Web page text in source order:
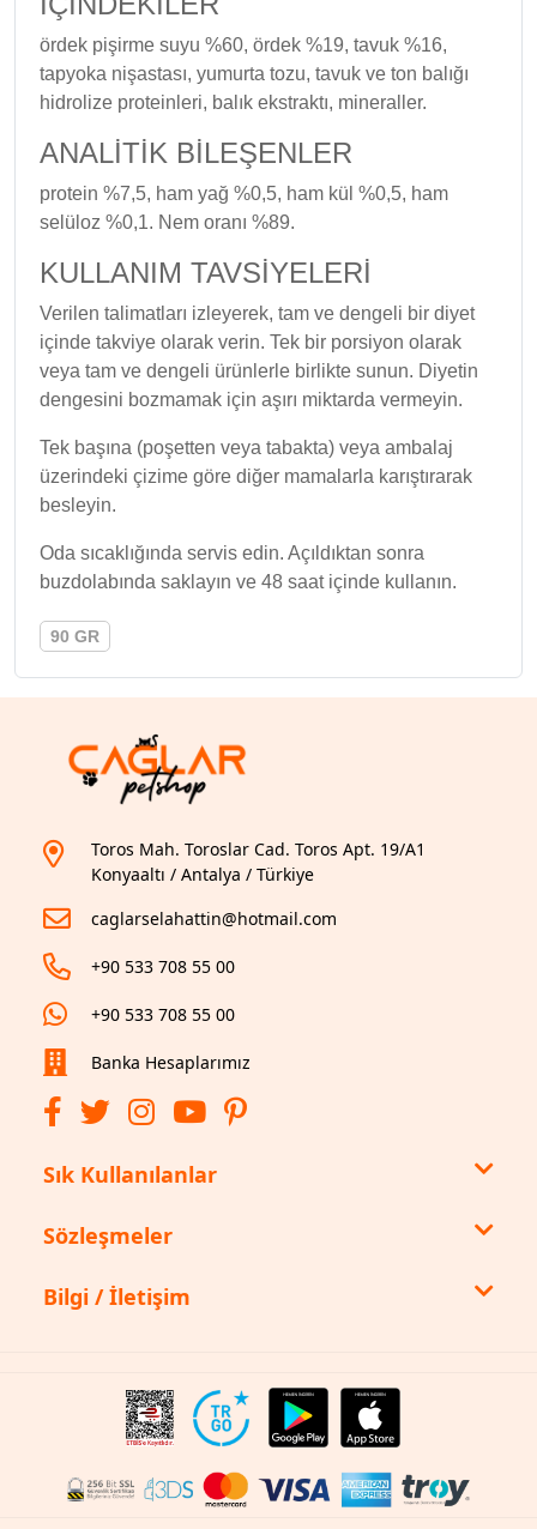
ördek pişirme suyu %60, ördek %19, tavuk %16,
tapyoka nişastası, yumurta tozu, tavuk ve ton balığı
hidrolize proteinleri, balık ekstraktı, mineraller.
ANALİTİK BİLEŞENLER
protein %7,5, ham yağ %0,5, ham kül %0,5, ham
selüloz %0,1. Nem oranı %89.
KULLANIM TAVSİYELERİ
Verilen talimatları izleyerek, tam ve dengeli bir diyet
içinde takviye olarak verin. Tek bir porsiyon olarak
veya tam ve dengeli ürünlerle birlikte sunun. Diyetin
dengesini bozmamak için aşırı miktarda vermeyin.
Tek başına (poşetten veya tabakta) veya ambalaj
üzerindeki çizime göre diğer mamalarla karıştırarak
besleyin.
Oda sıcaklığında servis edin. Açıldıktan sonra
buzdolabında saklayın ve 48 saat içinde kullanın.
90 GR
Toros Mah. Toroslar Cad. Toros Apt. 19/A1
Konyaaltı / Antalya / Türkiye
caglarselahattin@hotmail.com
+90 533 708 55 00
+90 533 708 55 00
Banka Hesaplarımız
Sık Kullanılanlar
Sözleşmeler
Bilgi / İletişim